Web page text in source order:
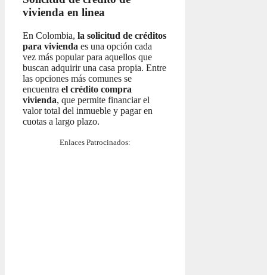
vivienda en linea
En Colombia, la solicitud de créditos
para vivienda es una opción cada
vez más popular para aquellos que
buscan adquirir una casa propia. Entre
las opciones más comunes se
encuentra el crédito compra
vivienda, que permite financiar el
valor total del inmueble y pagar en
cuotas a largo plazo.
Enlaces Patrocinados: